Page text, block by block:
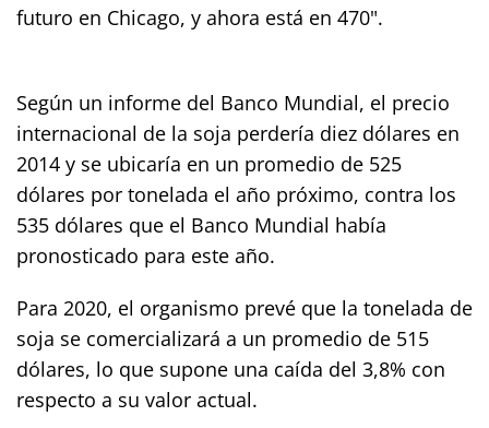
futuro en Chicago, y ahora está en 470".
Según un informe del Banco Mundial, el precio
internacional de la soja perdería diez dólares en
2014 y se ubicaría en un promedio de 525
dólares por tonelada el año próximo, contra los
535 dólares que el Banco Mundial había
pronosticado para este año.
Para 2020, el organismo prevé que la tonelada de
soja se comercializará a un promedio de 515
dólares, lo que supone una caída del 3,8% con
respecto a su valor actual.